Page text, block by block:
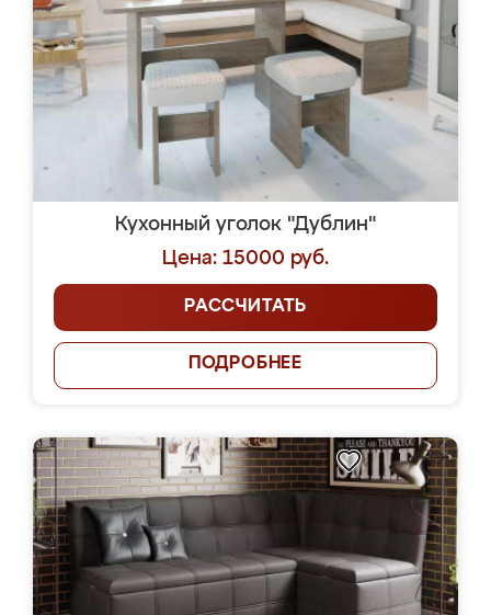
Кухонный уголок "Дублин"
Цена: 15000 руб.
РАССЧИТАТЬ
ПОДРОБНЕЕ